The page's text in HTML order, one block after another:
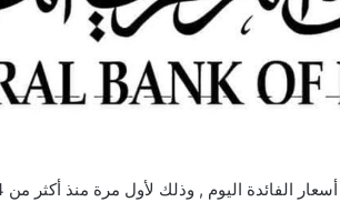
اليوم , وذلك لأول مرة منذ أكثر من 4 سنوات , حيث قررت لجنة